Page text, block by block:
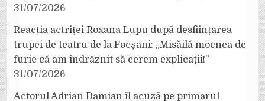
31/07/2026
Reacția actriței Roxana Lupu după desființarea
trupei de teatru de la Focșani: „Misăilă mocnea de
furie că am îndrăznit să cerem explicații!”
31/07/2026
Actorul Adrian Damian îl acuză pe primarul